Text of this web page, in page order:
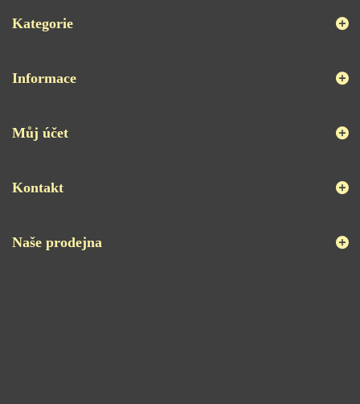
Kategorie
Informace
Můj účet
Kontakt
Naše prodejna